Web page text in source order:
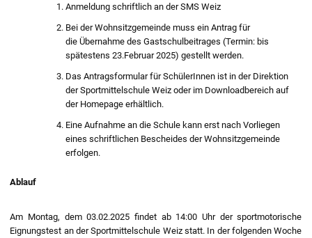
Anmeldung schriftlich an der SMS Weiz
Bei der Wohnsitzgemeinde muss ein Antrag für
die Übernahme des Gastschulbeitrages (Termin: bis
spätestens 23.Februar 2025) gestellt werden.
Das Antragsformular für SchülerInnen ist in der Direktion
der Sportmittelschule Weiz oder im Downloadbereich auf
der Homepage erhältlich.
Eine Aufnahme an die Schule kann erst nach Vorliegen
eines schriftlichen Bescheides der Wohnsitzgemeinde
erfolgen.
Ablauf
Am Montag, dem 03.02.2025 findet ab 14:00 Uhr der sportmotorische
Eignungstest an der Sportmittelschule Weiz statt. In der folgenden Woche